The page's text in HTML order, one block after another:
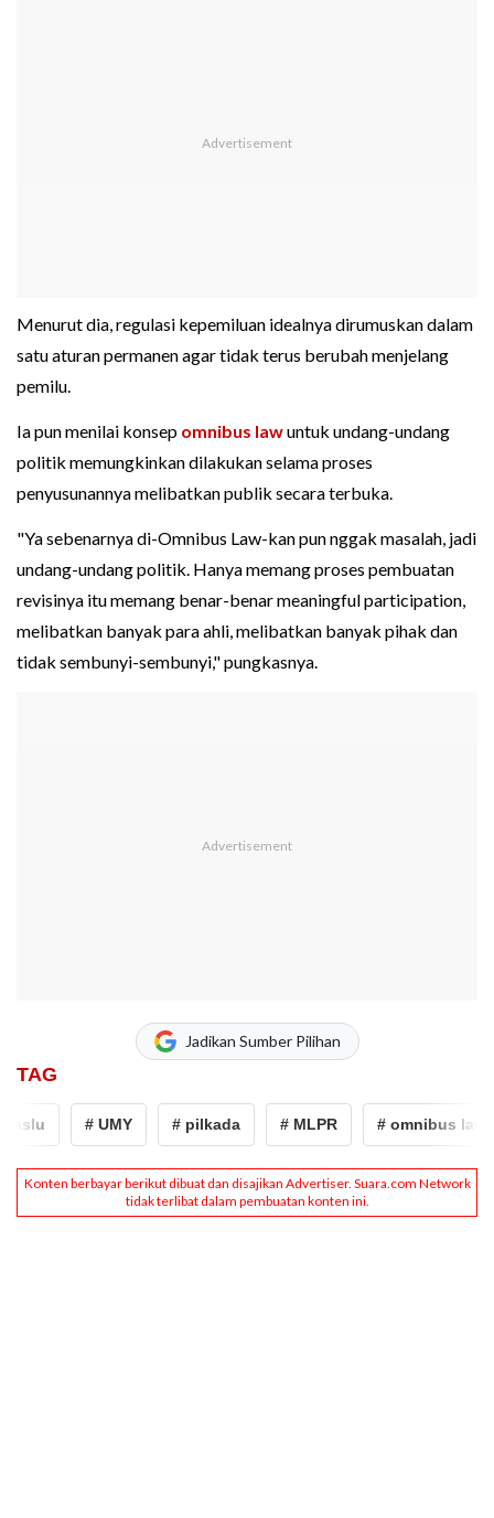
Menurut dia, regulasi kepemiluan idealnya dirumuskan dalam
satu aturan permanen agar tidak terus berubah menjelang
pemilu.
Ia pun menilai konsep omnibus lawuntuk undang-undang
politik memungkinkan dilakukan selama proses
penyusunannya melibatkan publik secara terbuka.
"Ya sebenarnya di-Omnibus Law-kan pun nggak masalah, jadi
undang-undang politik. Hanya memang proses pembuatan
revisinya itu memang benar-benar meaningful participation,
melibatkan banyak para ahli, melibatkan banyak pihak dan
tidak sembunyi-sembunyi," pungkasnya.
Jadikan Sumber Pilihan
TAG
# UMY # pilkada # MLPR # omnibus law